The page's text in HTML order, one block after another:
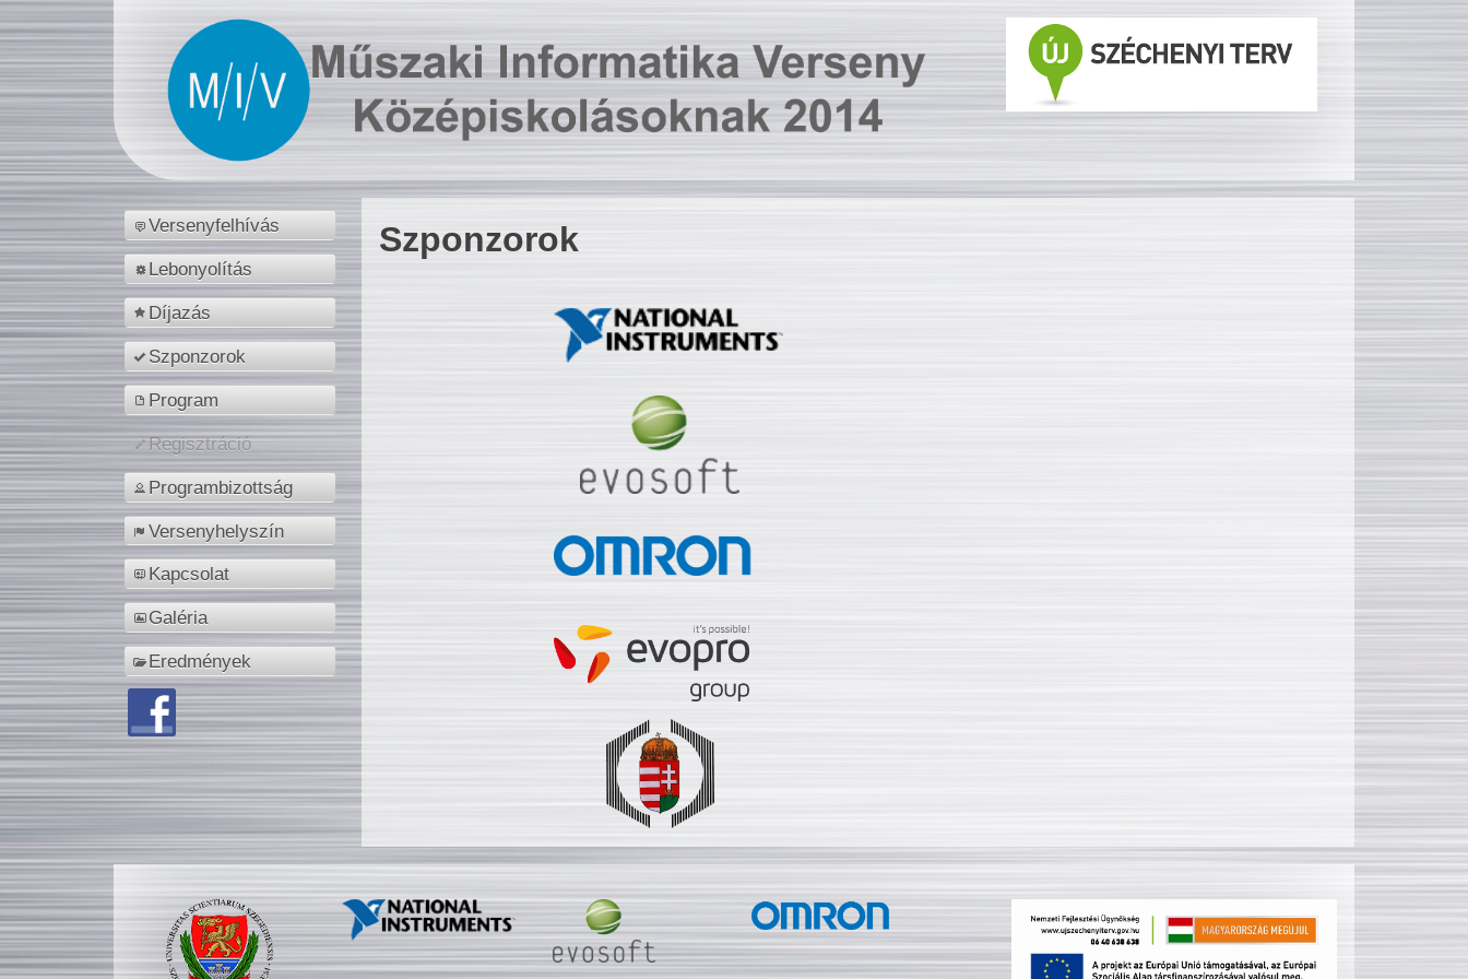
Versenyfelhívás
Lebonyolítás
Díjazás
Szponzorok
Program
Regisztráció
Programbizottság
Versenyhelyszín
Kapcsolat
Galéria
Eredmények
Szponzorok